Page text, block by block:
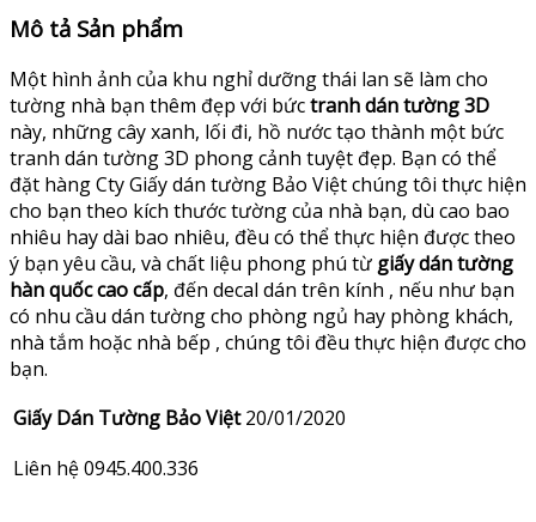
Mô tả Sản phẩm
Một hình ảnh của khu nghỉ dưỡng thái lan sẽ làm cho
tường nhà bạn thêm đẹp với bứctranh dán tường 3D
này, những cây xanh, lối đi, hồ nước tạo thành một bức
tranh dán tường 3D phong cảnh tuyệt đẹp. Bạn có thể
đặt hàng Cty Giấy dán tường Bảo Việt chúng tôi thực hiện
cho bạn theo kích thước tường của nhà bạn, dù cao bao
nhiêu hay dài bao nhiêu, đều có thể thực hiện được theo
ý bạn yêu cầu, và chất liệu phong phú từ giấy dán tường
hàn quốc cao cấp, đến decal dán trên kính , nếu như bạn
có nhu cầu dán tường cho phòng ngủ hay phòng khách,
nhà tắm hoặc nhà bếp , chúng tôi đều thực hiện được cho
bạn.
Giấy Dán Tường Bảo Việt 20/01/2020
Liên hệ 0945.400.336